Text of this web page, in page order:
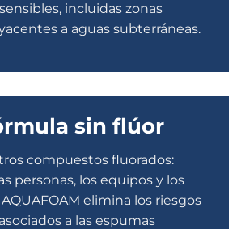
incluidas zonas
a aguas subterráneas.
sin flúor
compuestos fluorados:
personas, los equipos y los
elimina los riesgos
a las espumas